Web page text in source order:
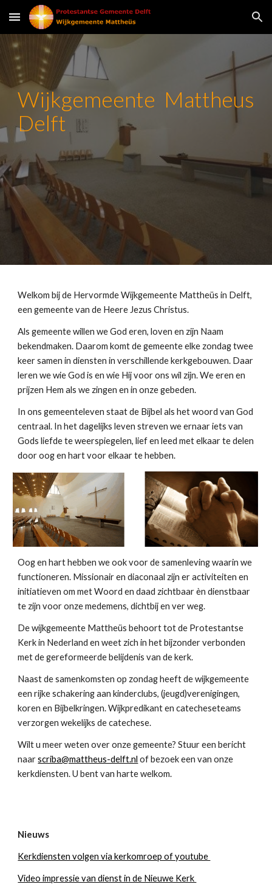
Skip to main content Skip to navigation
Wijkgemeente Mattheus
Delft
Welkom bij de Hervormde Wijkgemeente Mattheüs in Delft,
een gemeente van de Heere Jezus Christus.
Als gemeente willen we God eren, loven en zijn Naam
bekendmaken. Daarom komt de gemeente elke zondag twee
keer samen in diensten in verschillende kerkgebouwen. Daar
leren we wie God is en wie Hij voor ons wil zijn. We eren en
prijzen Hem als we zingen en in onze gebeden.
In ons gemeenteleven staat de Bijbel als het woord van God
centraal. In het dagelijks leven streven we ernaar iets van
Gods liefde te weerspiegelen, lief en leed met elkaar te delen
door oog en hart voor elkaar te hebben.
Oog en hart hebben we ook voor de samenleving waarin we
functioneren. Missionair en diaconaal zijn er activiteiten en
initiatieven om met Woord en daad zichtbaar èn dienstbaar
te zijn voor onze medemens, dichtbij en ver weg.
De wijkgemeente Mattheüs behoort tot de Protestantse
Kerk in Nederland en weet zich in het bijzonder verbonden
met de gereformeerde belijdenis van de kerk.
Naast de samenkomsten op zondag heeft de wijkgemeente
een rijke schakering aan kinderclubs, (jeugd)verenigingen,
koren en Bijbelkringen. Wijkpredikant en catecheseteams
verzorgen wekelijks de catechese.
Wilt u meer weten over onze gemeente? Stuur een bericht
naarscriba@mattheus-delft.nl of bezoek een van onze
kerkdiensten. U bent van harte welkom.
Nieuws
Kerkdiensten volgen via kerkomroep of youtube
Video impressie van dienst in de Nieuwe Kerk